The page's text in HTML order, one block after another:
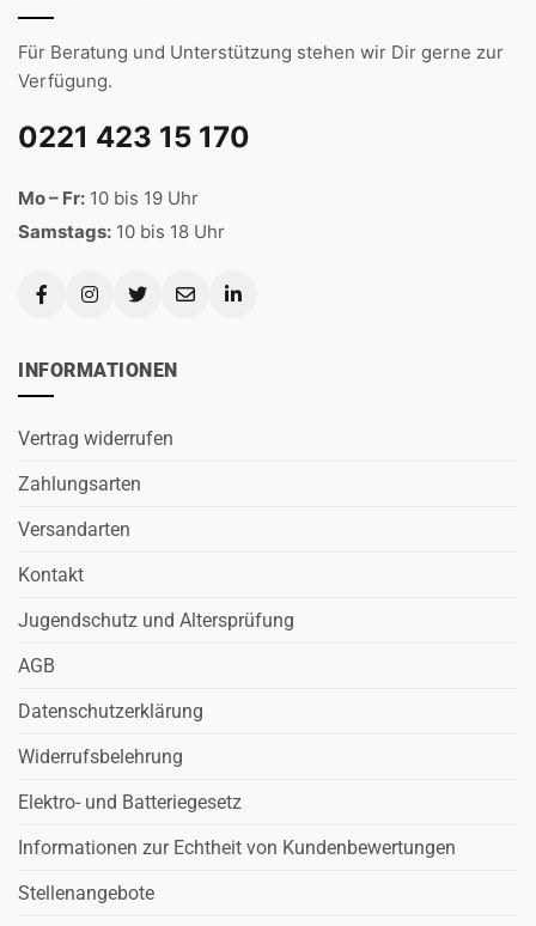
Für Beratung und Unterstützung stehen wir Dir gerne zur
Verfügung.
0221 423 15 170
Mo – Fr: 10 bis 19 Uhr
Samstags: 10 bis 18 Uhr
INFORMATIONEN
Vertrag widerrufen
Zahlungsarten
Versandarten
Kontakt
Jugendschutz und Altersprüfung
AGB
Datenschutzerklärung
Widerrufsbelehrung
Elektro- und Batteriegesetz
Informationen zur Echtheit von Kundenbewertungen
Stellenangebote